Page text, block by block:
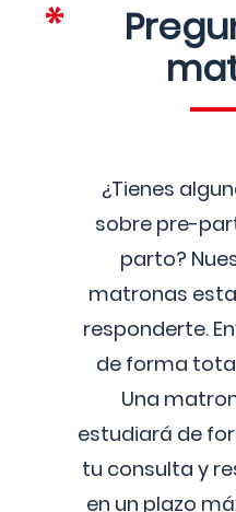
¿Tienes
sobre pre-
parto?
matronas
responderte.
de forma
Una
estudiará de
tu consulta y
en un plazo